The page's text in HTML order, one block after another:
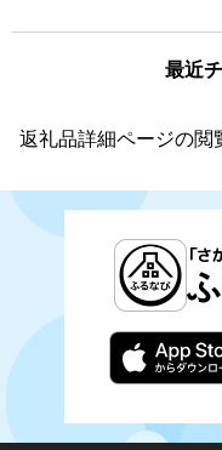
最近
返礼品詳細ページの閲